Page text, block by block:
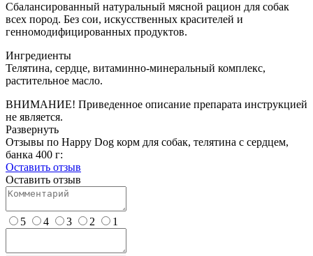
Сбалансированный натуральный мясной рацион для собак
всех пород. Без сои, искусственных красителей и
генномодифицированных продуктов.
Ингредиенты
Телятина, сердце, витаминно-минеральный комплекс,
растительное масло.
ВНИМАНИЕ! Приведенное описание препарата инструкцией
не является.
Развернуть
Отзывы по Happy Dog корм для собак, телятина с сердцем,
банка 400 г:
Оставить отзыв
Оставить отзыв
5 4 3 2 1